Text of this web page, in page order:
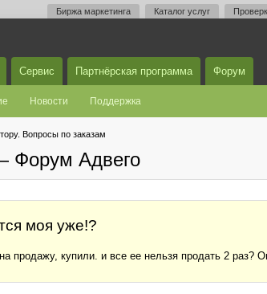
Биржа маркетинга Каталог услуг
Сервис Партнёрская программа Форум
Новости Поддержка
Вопросы по заказам
Форум Адвего
моя уже!?
продажу, купили. и все ее нельзя продать 2 раз?